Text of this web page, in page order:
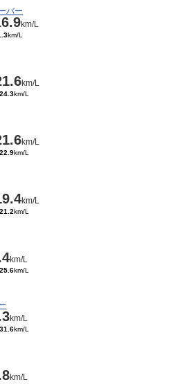
03
バー
km/L
km/L
km/L
24.3km/L
km/L
22.9km/L
km/L
21.2km/L
km/L
25.6km/L
km/L
31.6km/L
km/L